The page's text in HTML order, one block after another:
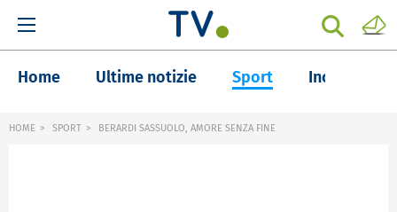
Home Ultime notizie Sport Inchieste
HOME SPORT BERARDI SASSUOLO, AMORE SENZA FINE